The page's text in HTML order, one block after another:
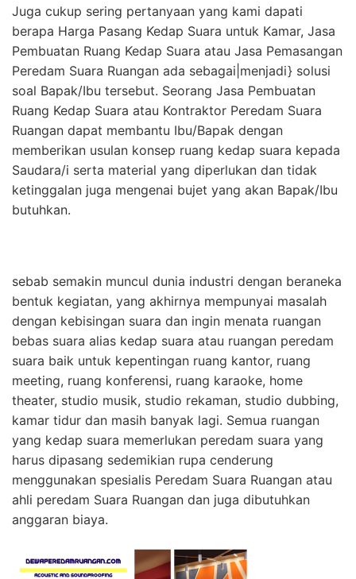
Juga cukup sering pertanyaan yang kami dapati
berapa Harga Pasang Kedap Suara untuk Kamar, Jasa
Pembuatan Ruang Kedap Suara atau Jasa Pemasangan
Peredam Suara Ruangan ada sebagai|menjadi} solusi
soal Bapak/Ibu tersebut. Seorang Jasa Pembuatan
Ruang Kedap Suara atau Kontraktor Peredam Suara
Ruangan dapat membantu Ibu/Bapak dengan
memberikan usulan konsep ruang kedap suara kepada
Saudara/i serta material yang diperlukan dan tidak
ketinggalan juga mengenai bujet yang akan Bapak/Ibu
butuhkan.
sebab semakin muncul dunia industri dengan beraneka
bentuk kegiatan, yang akhirnya mempunyai masalah
dengan kebisingan suara dan ingin menata ruangan
bebas suara alias kedap suara atau ruangan peredam
suara baik untuk kepentingan ruang kantor, ruang
meeting, ruang konferensi, ruang karaoke, home
theater, studio musik, studio rekaman, studio dubbing,
kamar tidur dan masih banyak lagi. Semua ruangan
yang kedap suara memerlukan peredam suara yang
harus dipasang sedemikian rupa cenderung
menggunakan spesialis Peredam Suara Ruangan atau
ahli peredam Suara Ruangan dan juga dibutuhkan
anggaran biaya.